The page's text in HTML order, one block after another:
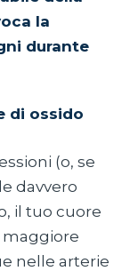
la
durante
di ossido
(o, se
davvero
il tuo cuore
nelle arterie